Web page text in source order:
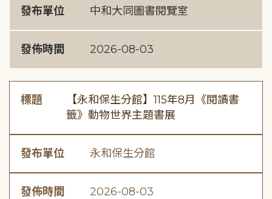
發布單位 中和大同圖書閱覽室
發佈時間 2026-08-03
標題
【永和保生分館】115年8月《閱讀書
籤》動物世界主題書展
發布單位 永和保生分館
發佈時間 2026-08-03